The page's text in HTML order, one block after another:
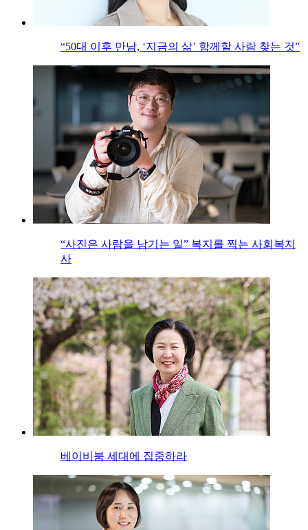
“50대 이후 만남, ‘지금의 삶’ 함께할 사람 찾는 것”
“사진은 사람을 남기는 일” 복지를 찍는 사회복지
사
베이비붐 세대에 집중하라